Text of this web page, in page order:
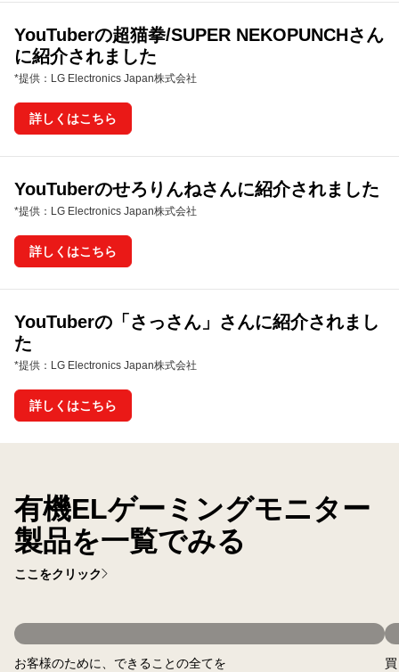
YouTuberの超猫拳/SUPER NEKOPUNCHさん
に紹介されました
*提供：LG Electronics Japan株式会社
詳しくはこちら
YouTuberのせろりんねさんに紹介されました
*提供：LG Electronics Japan株式会社
詳しくはこちら
YouTuberの「さっさん」さんに紹介されまし
た
*提供：LG Electronics Japan株式会社
詳しくはこちら
有機ELゲーミングモニター
製品を一覧でみる
ここをクリック
お客様のために、できることの全てを